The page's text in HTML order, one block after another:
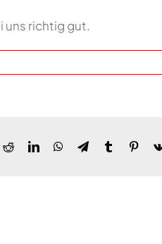
uns richtig gut.
RedditLinkedInWhatsApp
TelegramTumblr